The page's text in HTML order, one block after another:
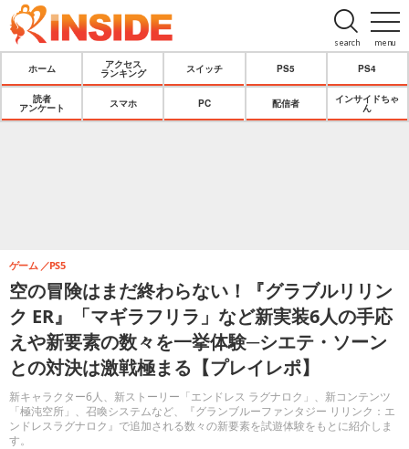
menu
search
ホーム
アクセス
ランキング
スイッチ PS5 PS4
読者
アンケート
スマホ PC 配信者
インサイドちゃ
ん
空の冒険はまだ終わらない！『グラブルリリン
ク ER』「マギラフリラ」など新実装6人の手応
えや新要素の数々を一挙体験─シエテ・ソーン
との対決は激戦極まる【プレイレポ】
新キャラクター6人、新ストーリー「エンドレス ラグナロク」、新コンテンツ
「極沌空所」、召喚システムなど、『グランブルーファンタジー リリンク：エ
ンドレスラグナロク』で追加される数々の新要素を試遊体験をもとに紹介しま
す。
ゲーム PS5